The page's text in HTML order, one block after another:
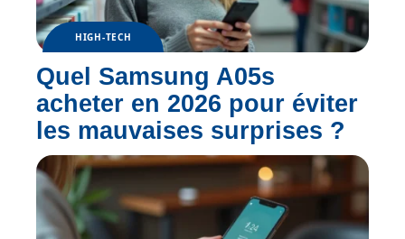
HIGH-TECH
Quel Samsung A05s
acheter en 2026 pour éviter
les mauvaises surprises ?